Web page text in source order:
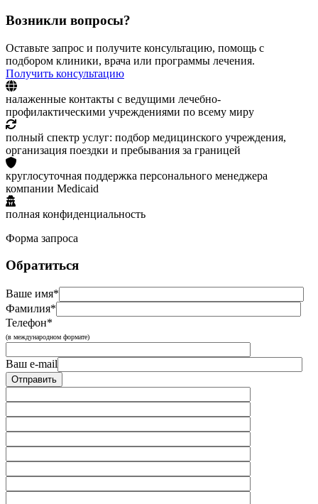
Возникли вопросы?
Оставьте запрос и получите консультацию, помощь с
подбором клиники, врача или программы лечения.
Получить консультацию
налаженные контакты с ведущими лечебно-
профилактическими учреждениями по всему миру
полный спектр услуг: подбор медицинского учреждения,
организация поездки и пребывания за границей
круглосуточная поддержка персонального менеджера
компании Medicaid
полная конфиденциальность
Форма запроса
Обратиться
Ваше имя*
Фамилия*
Телефон*
(в международном формате)
Ваш e-mail